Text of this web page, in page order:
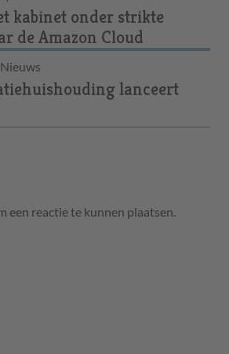
kabinet onder strikte
de Amazon Cloud
Nieuws
lanceert
een reactie te kunnen plaatsen.